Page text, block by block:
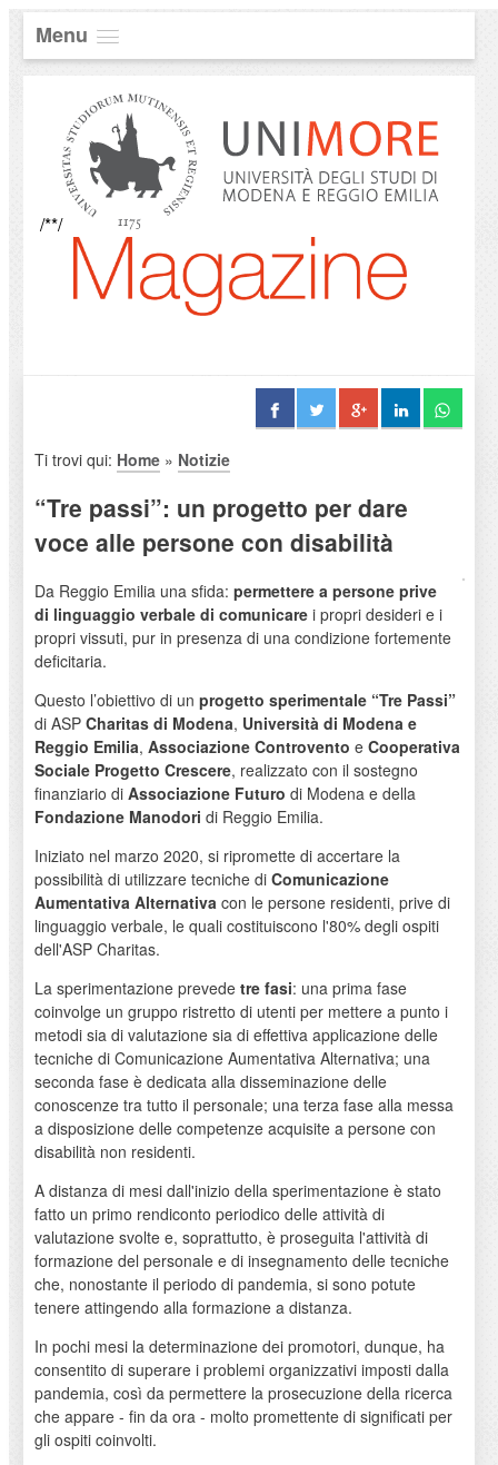
Menu
/**/
Ti trovi qui: Home» Notizie
“Tre passi”: un progetto per dare
voce alle persone con disabilità
Da Reggio Emilia una sfida: permettere a persone prive
di linguaggio verbale di comunicarei propri desideri e i
propri vissuti, pur in presenza di una condizione fortemente
deficitaria.
Questo l’obiettivo di un progetto sperimentale “Tre Passi”
di ASP Charitas di Modena, Università di Modena e
Reggio Emilia, Associazione Controvento e Cooperativa
Sociale Progetto Crescere, realizzato con il sostegno
finanziario di Associazione Futuro di Modena e della
Fondazione Manodori di Reggio Emilia.
Iniziato nel marzo 2020, si ripromette di accertare la
possibilità di utilizzare tecniche di Comunicazione
Aumentativa Alternativa con le persone residenti, prive di
linguaggio verbale, le quali costituiscono l'80% degli ospiti
dell'ASP Charitas.
La sperimentazione prevede tre fasi: una prima fase
coinvolge un gruppo ristretto di utenti per mettere a punto i
metodi sia di valutazione sia di effettiva applicazione delle
tecniche di Comunicazione Aumentativa Alternativa; una
seconda fase è dedicata alla disseminazione delle
conoscenze tra tutto il personale; una terza fase alla messa
a disposizione delle competenze acquisite a persone con
disabilità non residenti.
A distanza di mesi dall'inizio della sperimentazione è stato
fatto un primo rendiconto periodico delle attività di
valutazione svolte e, soprattutto, è proseguita l'attività di
formazione del personale e di insegnamento delle tecniche
che, nonostante il periodo di pandemia, si sono potute
tenere attingendo alla formazione a distanza.
In pochi mesi la determinazione dei promotori, dunque, ha
consentito di superare i problemi organizzativi imposti dalla
pandemia, così da permettere la prosecuzione della ricerca
che appare - fin da ora - molto promettente di significati per
gli ospiti coinvolti.